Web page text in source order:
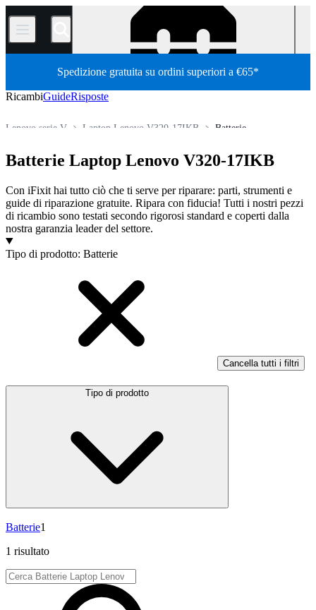
/
Spedizione gratuita su ordini superiori a €65*
RicambiGuideRisposte
Batterie
Laptop Lenovo V320-17IKB
Lenovo serie V
Batterie Laptop Lenovo V320-17IKB
Con iFixit hai tutto ciò che ti serve per riparare: parti, strumenti e
guide di riparazione gratuite. Ripara con fiducia! Tutti i nostri pezzi
di ricambio sono testati secondo rigorosi standard e coperti dalla
nostra garanzia leader del settore.
Prodotti
Tipo di prodotto: Batterie
Cancella tutti i filtri
Tipo di prodotto
Batterie1
1 risultato